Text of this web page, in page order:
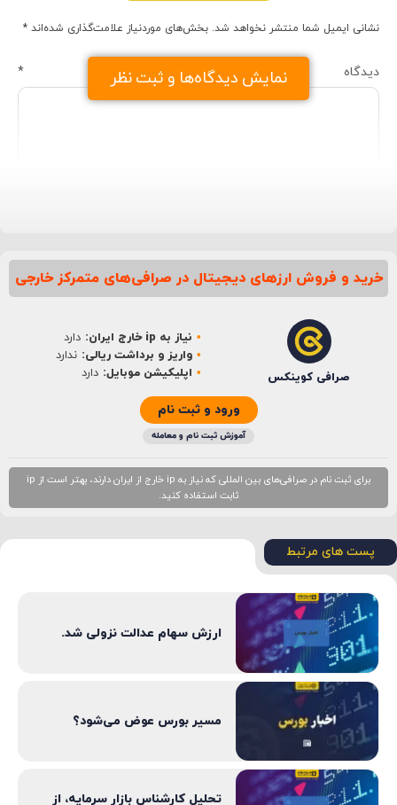
نمایش دیدگاه‌ها و ثبت نظر
نشانی ایمیل شما منتشر نخواهد شد. بخش‌های موردنیاز علامت‌گذاری شده‌اند *
دیدگاه *
نام*
خرید و فروش ارزهای دیجیتال در صرافی‌های متمرکز خارجی
صرافی کوینکس
نیاز به ip خارج ایران:
دارد
واریز و برداشت ریالی: ندارد
اپلیکیشن موبایل: دارد
ورود و ثبت نام
آموزش ثبت نام و معامله
برای ثبت نام در صرافی‌های بین المللی که نیاز به ip خارج از ایران دارند، بهتر است از ip
ثابت استفاده کنید.
پست های مرتبط
ارزش سهام عدالت نزولی شد.
مسیر بورس عوض می‌شود؟
تحلیل کارشناس بازار سرمایه، از